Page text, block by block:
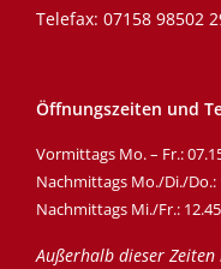
Telefax: 07158 98502
Öffnungszeiten und
Vormittags Mo. – Fr.:
Nachmittags Mo./Di./Do.:
Nachmittags Mi./Fr.:
Außerhalb dieser